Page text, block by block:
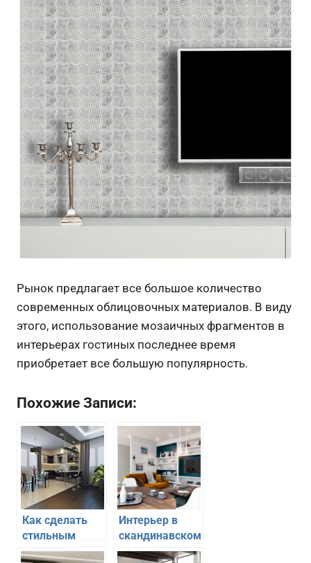
Рынок предлагает все большое количество
современных облицовочных материалов. В виду
этого, использование мозаичных фрагментов в
интерьерах гостиных последнее время
приобретает все большую популярность.
Похожие Записи:
Как сделать
стильным
интерьер
Интерьер в
скандинавском
стиле для